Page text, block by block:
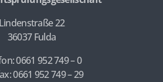
Lindenstraße 22
36037 Fulda
0661 952 749 – 0
0661 952 749 – 29